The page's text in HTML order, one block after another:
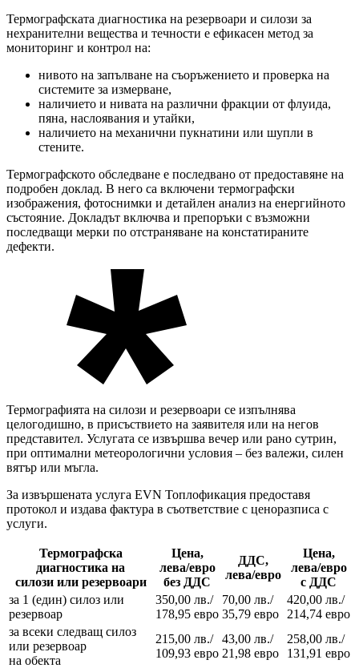
Термографската диагностика на резервоари и силози за
нехранителни вещества и течности е ефикасен метод за
мониторинг и контрол на:
нивото на запълване на съоръжението и проверка на
системите за измерване,
наличието и нивата на различни фракции от флуида,
пяна, наслоявания и утайки,
наличието на механични пукнатини или шупли в
стените.
Термографското обследване е последвано от предоставяне на
подробен доклад. В него са включени термографски
изображения, фотоснимки и детайлен анализ на енергийното
състояние. Докладът включва и препоръки с възможни
последващи мерки по отстраняване на констатираните
дефекти.
Термографията на силози и резервоари се изпълнява
целогодишно, в присъствието на заявителя или на негов
представител. Услугата се извършва вечер или рано сутрин,
при оптимални метеорологични условия – без валежи, силен
вятър или мъгла.
За извършената услуга EVN Топлофикация предоставя
протокол и издава фактура в съответствие с ценоразписа с
услуги.
Термографска
диагностика на
силози или резервоари
Цена,
лева/евро
без ДДС
ДДС,
лева/евро
Цена,
лева/евро
с ДДС
за 1 (един) силоз или
резервоар
350,00 лв./
178,95 евро
70,00 лв./
35,79 евро
420,00 лв./
214,74 евро
за всеки следващ силоз
или резервоар
на обекта
215,00 лв./
109,93 евро
43,00 лв./
21,98 евро
258,00 лв./
131,91 евро